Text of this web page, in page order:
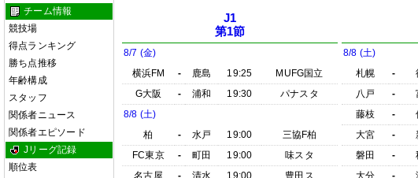
チーム情報
競技場
得点ランキング
勝ち点推移
年齢構成
スタッフ
関係者ニュース
関係者エピソード
Jリーグ記録
順位表
J1
第1節
8/7 (金)
横浜FM
- 鹿島 19:25
MUFG国立
G大阪
- 浦和 19:30
パナスタ
8/8 (土)
柏
- 水戸 19:00
三協F柏
FC東京
- 町田 19:00
味スタ
名古屋
- 清水 19:00
豊田ス
8/8 (土)
札幌
-
八戸
-
藤枝
-
大宮
-
磐田
-
大分
-